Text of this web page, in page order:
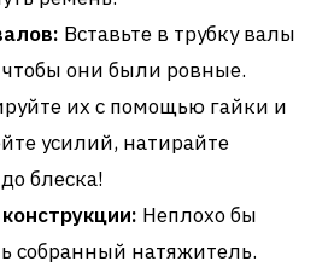
Вставьте в трубку валы
они были ровные.
их с помощью гайки и
усилий, натирайте
блеска!
Неплохо бы
собранный натяжитель.